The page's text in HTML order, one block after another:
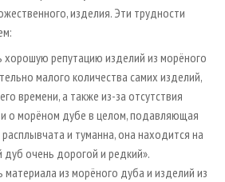
изделия. Эти трудности
хорошую репутацию изделий из морёного
малого количества самих изделий,
времени, а также из-за отсутствия
о морёном дубе в целом, подавляющая
и туманна, она находится на
дуб очень дорогой и редкий».
материала из морёного дуба и изделий из